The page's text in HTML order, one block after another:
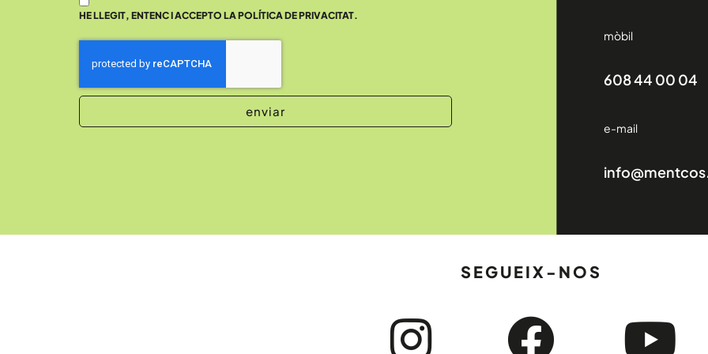
HE LLEGIT, ENTENC I ACCEPTO LA POLÍTICA DE PRIVACITAT.
enviar
mòbil
608 44 00 04
e-mail
SEGUEIX-NOS